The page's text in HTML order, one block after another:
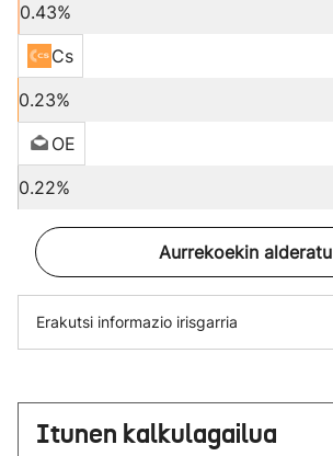
0.43%
Cs
0.23%
OE
0.22%
Aurrekoekin alderatu
Erakutsi informazio irisgarria
Itunen kalkulagailua